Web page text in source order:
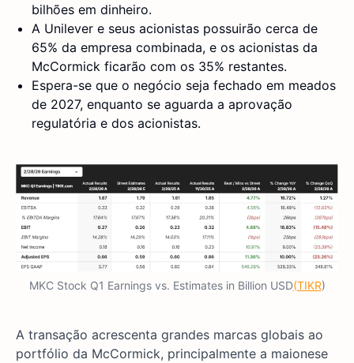
bilhões em dinheiro.
A Unilever e seus acionistas possuirão cerca de
65% da empresa combinada, e os acionistas da
McCormick ficarão com os 35% restantes.
Espera-se que o negócio seja fechado em meados
de 2027, enquanto se aguarda a aprovação
regulatória e dos acionistas.
MKC Stock Q1 Earnings vs. Estimates in Billion USD(TIKR)
A transação acrescenta grandes marcas globais ao
portfólio da McCormick, principalmente a maionese